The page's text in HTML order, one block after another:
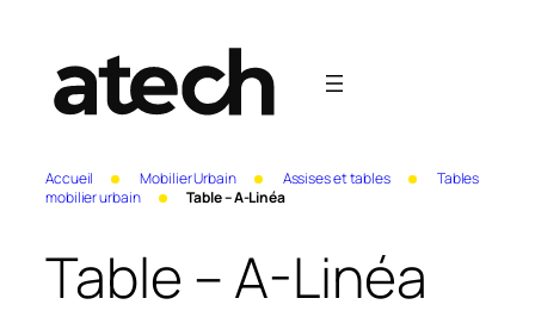
Accueil Mobilier Urbain Assises et tables
Tables
mobilier urbain
Table – A-Linéa
Table – A-Linéa